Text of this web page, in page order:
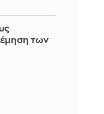
των